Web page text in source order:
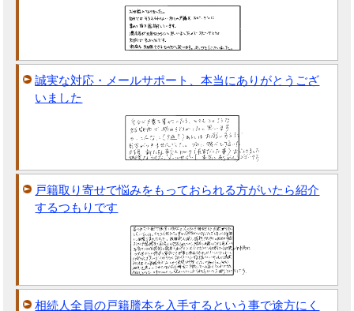
誠実な対応・メールサポート、本当にありがとうござ
いました
戸籍取り寄せで悩みをもっておられる方がいたら紹介
するつもりです
相続人全員の戸籍謄本を入手するという事で途方にく